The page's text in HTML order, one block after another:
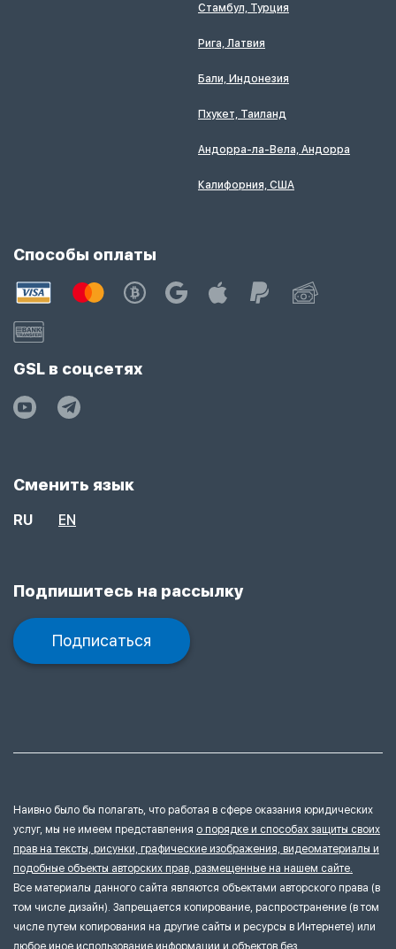
Стамбул, Турция
Рига, Латвия
Бали, Индонезия
Пхукет, Таиланд
Андорра-ла-Вела, Андорра
Калифорния, США
Способы оплаты
GSL в соцсетях
Сменить язык
RU EN
Подпишитесь на рассылку
Подписаться
Наивно было бы полагать, что работая в сфере оказания юридических
услуг, мы не имеем представления о порядке и способах защиты своих
прав на тексты, рисунки, графические изображения, видеоматериалы и
подобные объекты авторских прав, размещенные на нашем сайте.
Все материалы данного сайта являются объектами авторского права (в
том числе дизайн). Запрещается копирование, распространение (в том
числе путем копирования на другие сайты и ресурсы в Интернете) или
любое иное использование информации и объектов без